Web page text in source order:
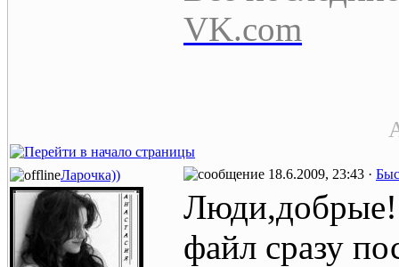
VK.com
Ларочка)) 18.6.2009, 23:43 ·
Люди,добрые!
файл сразу